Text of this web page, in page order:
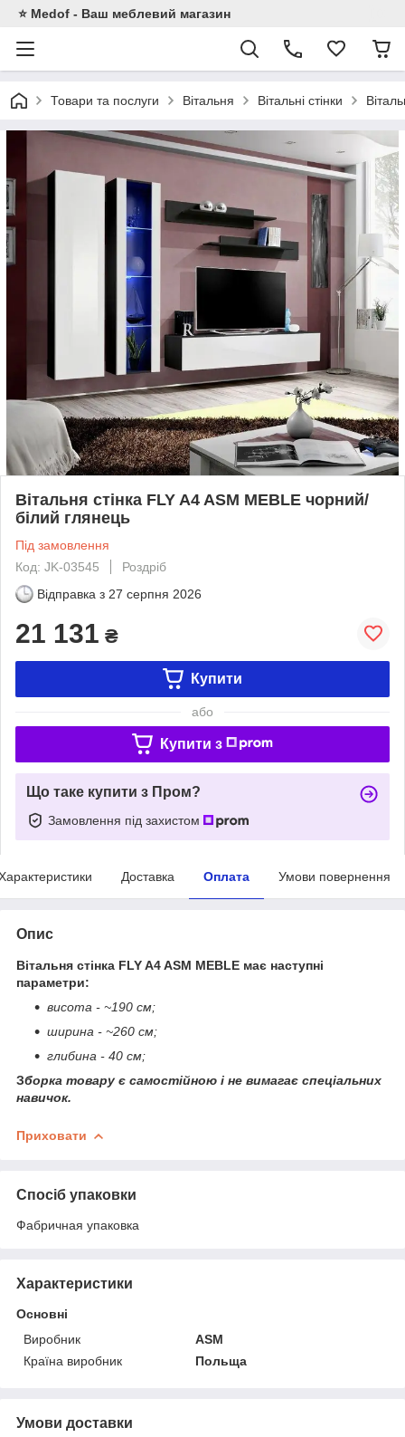
⭐ Medof - Ваш меблевий магазин
Товари та послуги Вітальня Вітальні стінки
Вітальня стінка FLY A4 ASM MEBLE чорний/
білий глянець
Під замовлення
Код: JK-03545
Роздріб
Відправка з 27 серпня 2026
21 131 ₴
Купити
або
Купити з
Що таке купити з Пром?
Замовлення під захистом
Доставка Оплата Умови повернення
Опис
Вітальня стінка FLY A4 ASM MEBLE має наступні
параметри:
висота - ~190 см;
ширина - ~260 см;
глибина - 40 см;
Зборка товару є самостійною і не вимагає спеціальних
навичок.
Приховати
Спосіб упаковки
Фабричная упаковка
Характеристики
Основні
Виробник
ASM
Країна виробник
Польща
Умови доставки